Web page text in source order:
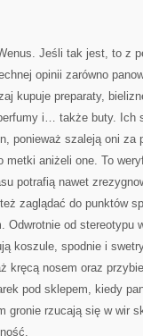
Jeśli tak jest, to z
opinii zarówno
kupuje preparaty,
i… także buty. Ich
ponieważ szaleją oni za
metki aniżeli one. To
potrafią nawet
zaglądać do punktów
Odwrotnie od stereotypu
koszule, spodnie i
kręcą nosem oraz
pod sklepem, kiedy
gronie rzucają się w wir